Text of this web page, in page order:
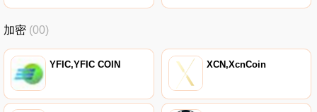
加密 (00)
YFIC,YFIC COIN XCN,XcnCoin